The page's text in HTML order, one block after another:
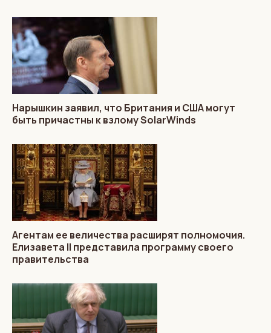
Нарышкин заявил, что Британия и США могут
быть причастны к взлому SolarWinds
Агентам ее величества расширят полномочия.
Елизавета II представила программу своего
правительства